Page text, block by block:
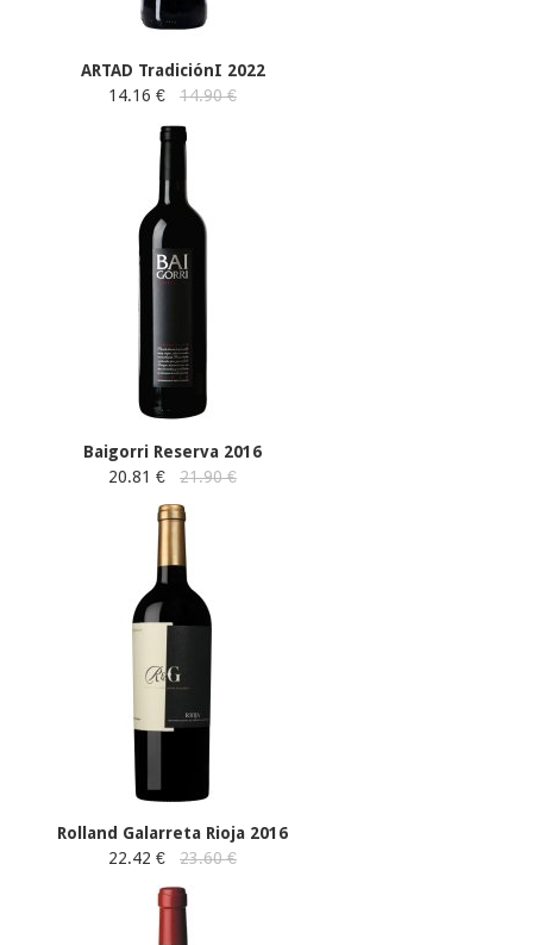
ARTAD TradiciónI 2022
14.16 €
14.90 €
Baigorri Reserva 2016
20.81 €
21.90 €
Rolland Galarreta Rioja 2016
22.42 €
23.60 €